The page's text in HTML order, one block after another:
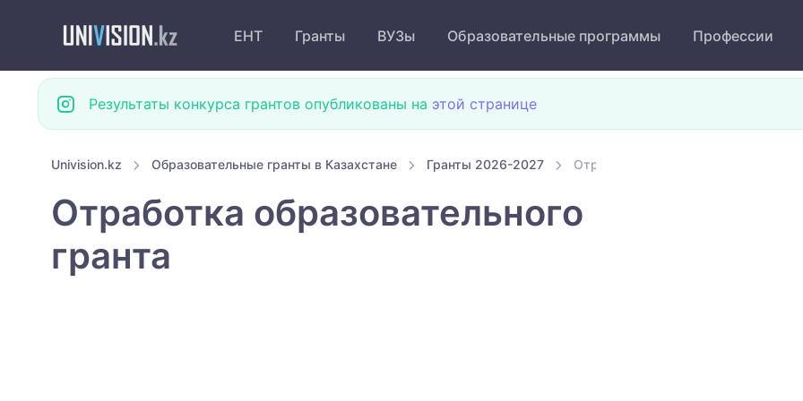
ЕНТ Гранты ВУЗы Образовательные программы Профессии
Результаты конкурса грантов опубликованы на этой странице
Univision.kz Образовательные гранты в Казахстане Гранты 2026-2027 Отработка образовательного гранта
Отработка образовательного
гранта